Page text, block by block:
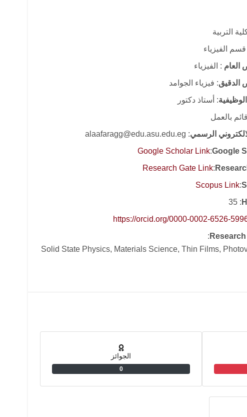
التربية
الفيزياء
العام : الفيزياء
الدقيق: فيزياء الجوامد
: أستاذ دكتور
بالعمل
الرسمي: alaafaragg@edu.asu.edu.eg
Google
:
Google Scholar Link
:
Research Gate Link
:
Scopus Link
: 35
https://orcid.org/0000-0002-6526-
:
Solid State Physics, Materials Science, Thin Films,
الجوائز
0